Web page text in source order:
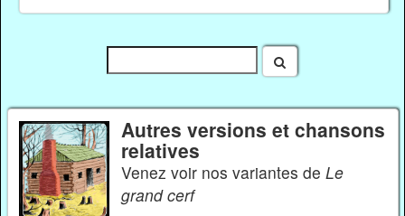
Autres versions et chansons
relatives
Venez voir nos variantes de Le
grand cerf